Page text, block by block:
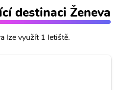
destinaci Ženeva
lze využít 1 letiště.